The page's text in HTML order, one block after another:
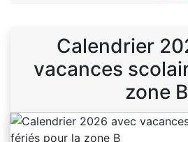
Calendrier
vacances
zone B